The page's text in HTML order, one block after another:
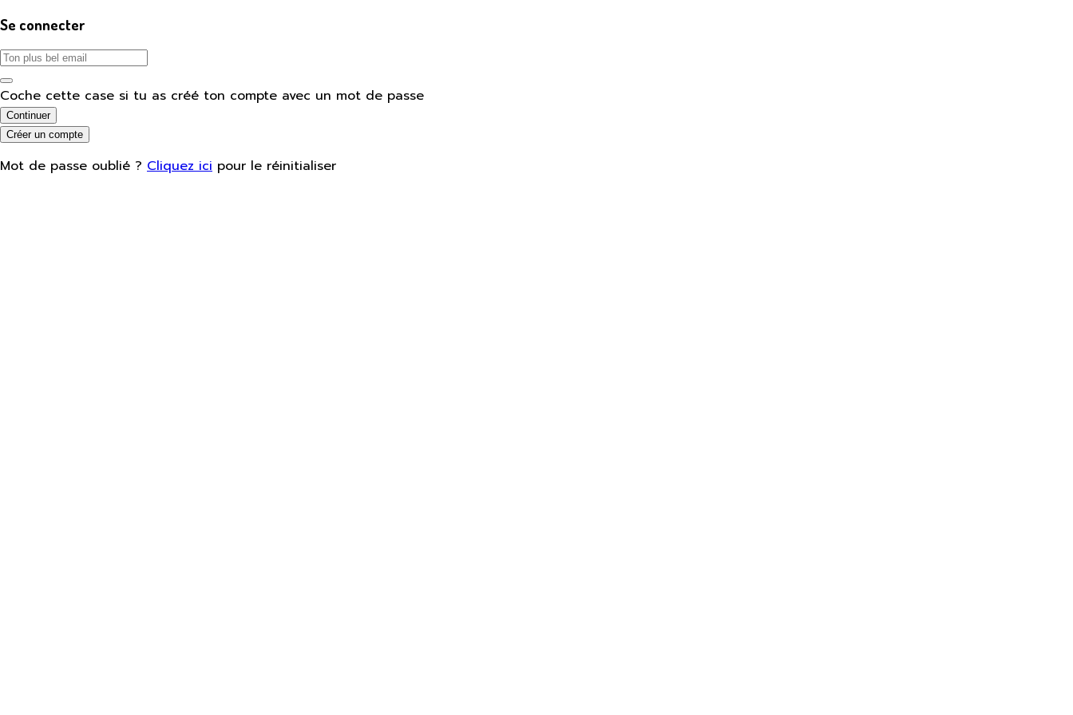
Se connecter
Coche cette case si tu as créé ton compte avec un mot de passe
Continuer
Créer un compte
Mot de passe oublié ? Cliquez ici pour le réinitialiser